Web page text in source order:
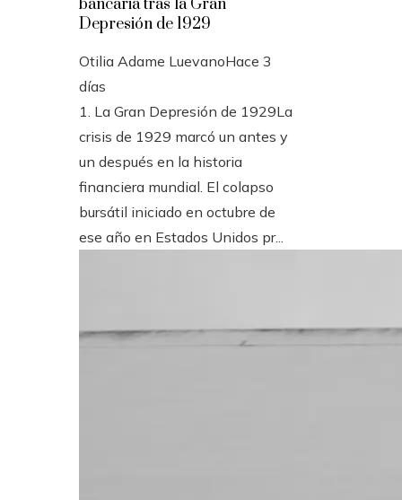
bancaria tras la Gran
Depresión de 1929
Otilia Adame LuevanoHace 3
días
1. La Gran Depresión de 1929La
crisis de 1929 marcó un antes y
un después en la historia
financiera mundial. El colapso
bursátil iniciado en octubre de
ese año en Estados Unidos pr...